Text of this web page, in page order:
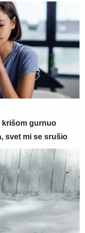
krišom gurnuo
svet mi se srušio